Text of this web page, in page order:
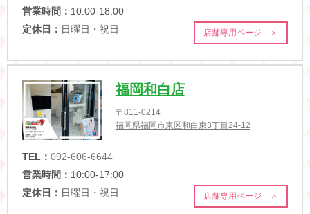
営業時間： 10:00-18:00
定休日： 日曜日・祝日 店舗専用ページ ＞
福岡和白店
〒811-0214
福岡県福岡市東区和白東3丁目24-12
TEL： 092-606-6644
営業時間： 10:00-17:00
定休日： 日曜日・祝日 店舗専用ページ ＞